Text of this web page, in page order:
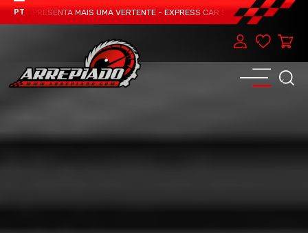
PT
APRESENTA MAIS UMA VERTENTE - EXPRESS CAR SERVICE, MANUTENÇÃO